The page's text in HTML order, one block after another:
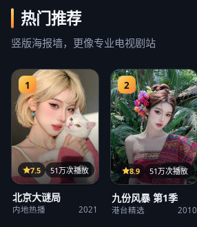
热门推荐
竖版海报墙，更像专业电视剧站
1
22集
7.5 51万次播放
北京大谜局
内地热播 2021
2
15集
8.9 51万次播放
九份风暴 第1季
港台精选 2010